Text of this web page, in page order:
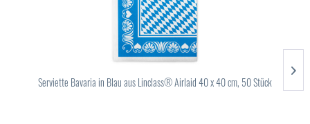
Serviette Bavaria in Blau aus Linclass® Airlaid 40 x 40 cm, 50 Stück